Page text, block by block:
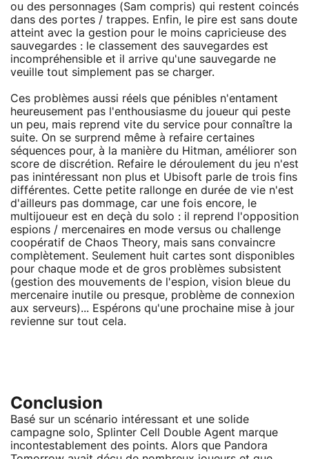
ou des personnages (Sam compris) qui restent coincés
dans des portes / trappes. Enfin, le pire est sans doute
atteint avec la gestion pour le moins capricieuse des
sauvegardes : le classement des sauvegardes est
incompréhensible et il arrive qu'une sauvegarde ne
veuille tout simplement pas se charger.
Ces problèmes aussi réels que pénibles n'entament
heureusement pas l'enthousiasme du joueur qui peste
un peu, mais reprend vite du service pour connaître la
suite. On se surprend même à refaire certaines
séquences pour, à la manière du Hitman, améliorer son
score de discrétion. Refaire le déroulement du jeu n'est
pas inintéressant non plus et Ubisoft parle de trois fins
différentes. Cette petite rallonge en durée de vie n'est
d'ailleurs pas dommage, car une fois encore, le
multijoueur est en deçà du solo : il reprend l'opposition
espions / mercenaires en mode versus ou challenge
coopératif de Chaos Theory, mais sans convaincre
complètement. Seulement huit cartes sont disponibles
pour chaque mode et de gros problèmes subsistent
(gestion des mouvements de l'espion, vision bleue du
mercenaire inutile ou presque, problème de connexion
aux serveurs)... Espérons qu'une prochaine mise à jour
revienne sur tout cela.
Conclusion
Basé sur un scénario intéressant et une solide
campagne solo, Splinter Cell Double Agent marque
incontestablement des points. Alors que Pandora